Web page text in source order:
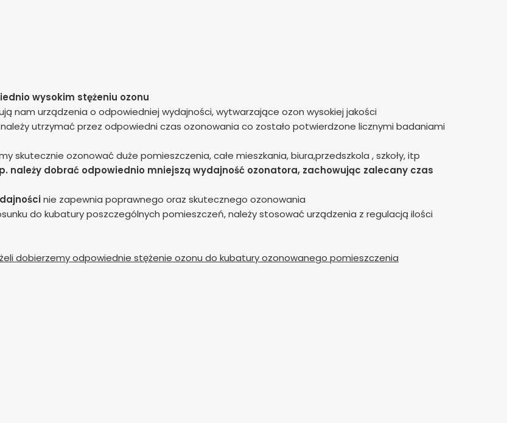
wysokim stężeniu ozonu
nam urządzenia o odpowiedniej wydajności, wytwarzające ozon wysokiej jakości
należy utrzymać przez odpowiedni czas ozonowania co zostało potwierdzone licznymi badaniami
skutecznie ozonować duże pomieszczenia, całe mieszkania, biura,przedszkola , szkoły, itp
należy dobrać odpowiednio mniejszą wydajność ozonatora, zachowując zalecany czas
nie zapewnia poprawnego oraz skutecznego ozonowania
do kubatury poszczególnych pomieszczeń, należy stosować urządzenia z regulacją ilości
dobierzemy odpowiednie stężenie ozonu do kubatury ozonowanego pomieszczenia